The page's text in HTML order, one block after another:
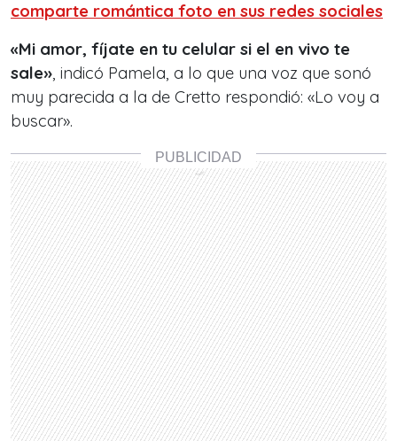
comparte romántica foto en sus redes sociales
«Mi amor, fíjate en tu celular si el en vivo te
sale», indicó Pamela, a lo que una voz que sonó
muy parecida a la de Cretto respondió: «Lo voy a
buscar».